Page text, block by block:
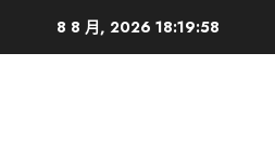
8 8 月, 2026 18:19:59